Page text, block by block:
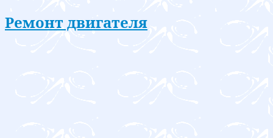
Ремонт двигателя